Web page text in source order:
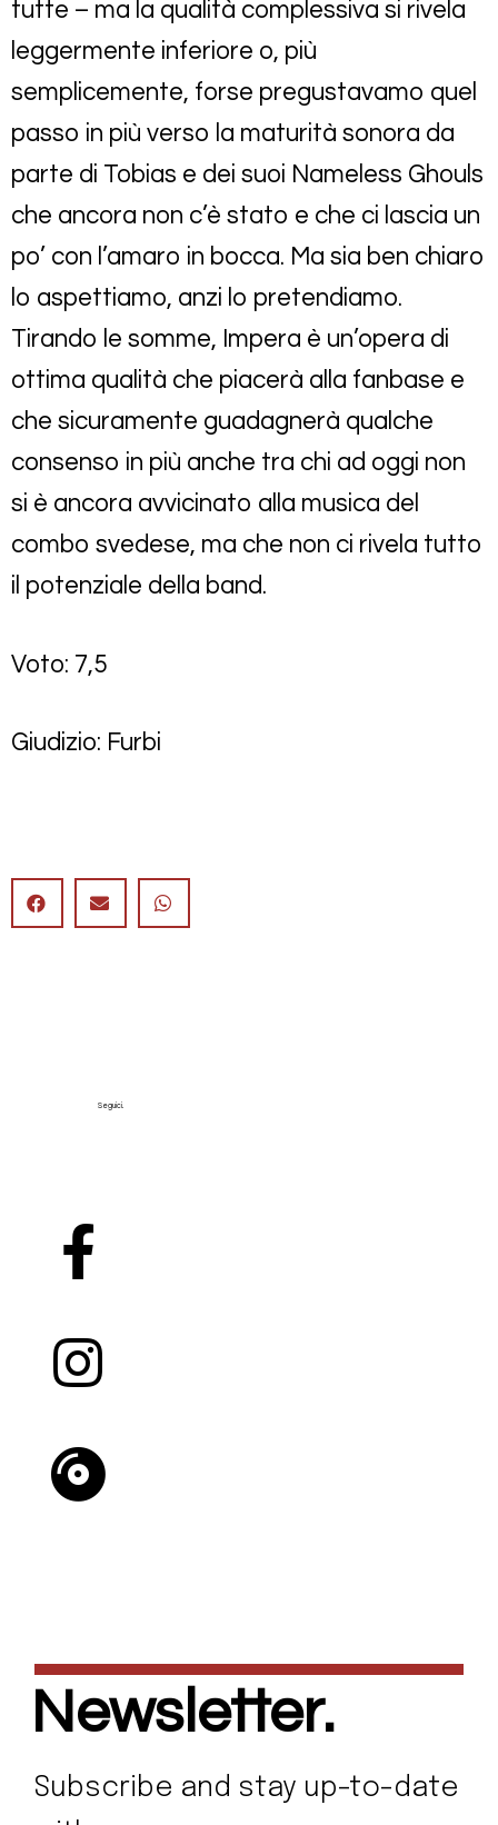
tutte – ma la qualità complessiva si rivela
leggermente inferiore o, più
semplicemente, forse pregustavamo quel
passo in più verso la maturità sonora da
parte di Tobias e dei suoi Nameless Ghouls
che ancora non c’è stato e che ci lascia un
po’ con l’amaro in bocca. Ma sia ben chiaro
lo aspettiamo, anzi lo pretendiamo.
Tirando le somme, Impera è un’opera di
ottima qualità che piacerà alla fanbase e
che sicuramente guadagnerà qualche
consenso in più anche tra chi ad oggi non
si è ancora avvicinato alla musica del
combo svedese, ma che non ci rivela tutto
il potenziale della band.
Voto: 7,5
Giudizio: Furbi
Seguici.
Newsletter.
Subscribe and stay up-to-date